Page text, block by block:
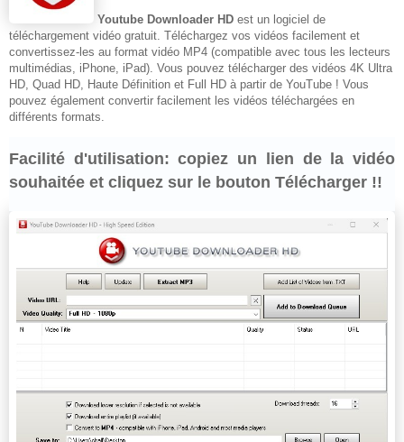
Youtube Downloader HD est un logiciel de
téléchargement vidéo gratuit. Téléchargez vos vidéos facilement et
convertissez-les au format vidéo MP4 (compatible avec tous les lecteurs
multimédias, iPhone, iPad). Vous pouvez télécharger des vidéos 4K Ultra
HD, Quad HD, Haute Définition et Full HD à partir de YouTube ! Vous
pouvez également convertir facilement les vidéos téléchargées en
différents formats.
Facilité d'utilisation: copiez un lien de la vidéo
souhaitée et cliquez sur le bouton Télécharger !!